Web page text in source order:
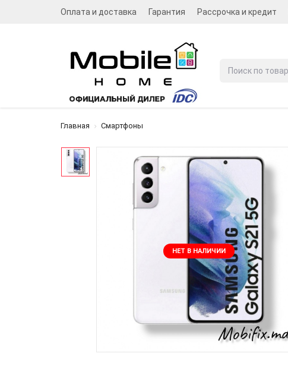
Оплата и доставка Гарантия Рассрочка и кредит
Главная Смартфоны
НЕТ В НАЛИЧИИ